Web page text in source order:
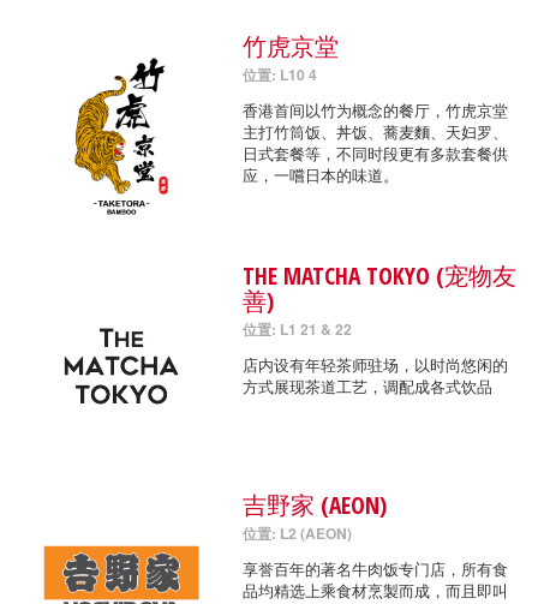
竹虎京堂
位置: L10 4
香港首间以竹为概念的餐厅，竹虎京堂
主打竹筒饭、丼饭、蕎麦麵、天妇罗、
日式套餐等，不同时段更有多款套餐供
应，一嚐日本的味道。
THE MATCHA TOKYO (宠物友
善)
位置: L1 21 & 22
店内设有年轻茶师驻场，以时尚悠闲的
方式展现茶道工艺，调配成各式饮品
吉野家 (AEON)
位置: L2 (AEON)
享誉百年的著名牛肉饭专门店，所有食
品均精选上乘食材烹製而成，而且即叫